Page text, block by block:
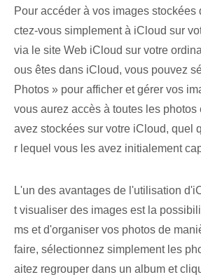
Pour accéder à vos images
ctez-vous simplement à iCloud sur
via le site Web iCloud sur votre
ous êtes dans iCloud, vous pouvez
Photos » pour afficher et gérer vos
vous aurez accès à toutes les
avez stockées sur votre iCloud, quel
r lequel vous les avez initialement
L'un des avantages de l'utilisation
t visualiser des images est la
ms et d'organiser vos photos de
faire, sélectionnez simplement⁣ les
aitez⁢ regrouper dans un album et